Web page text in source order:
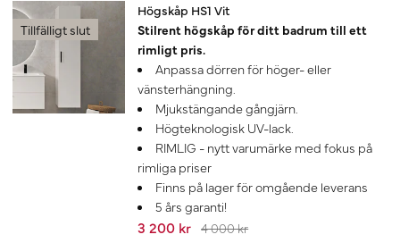
Tillfälligt slut
Högskåp HS1 Vit
Stilrent högskåp för ditt badrum till ett
rimligt pris.
Anpassa dörren för höger- eller
vänsterhängning.
Mjukstängande gångjärn.
Högteknologisk UV-lack.
RIMLIG - nytt varumärke med fokus på
rimliga priser
Finns på lager för omgående leverans
5 års garanti!
3 200 kr 4 000 kr